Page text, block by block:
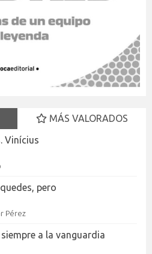
MÁS VALORADOS
Vinícius
pero
Pérez
a la vanguardia